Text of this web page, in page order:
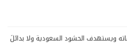
ويستهدف الحشود السعودية ولا بدائلَ